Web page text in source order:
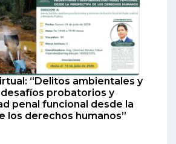
“Delitos ambientales y
probatorios y
penal funcional desde la
los derechos humanos”